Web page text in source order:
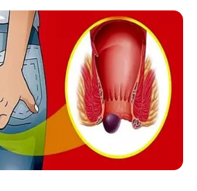
CƏMİYYƏT
Bu tarixdən havalar